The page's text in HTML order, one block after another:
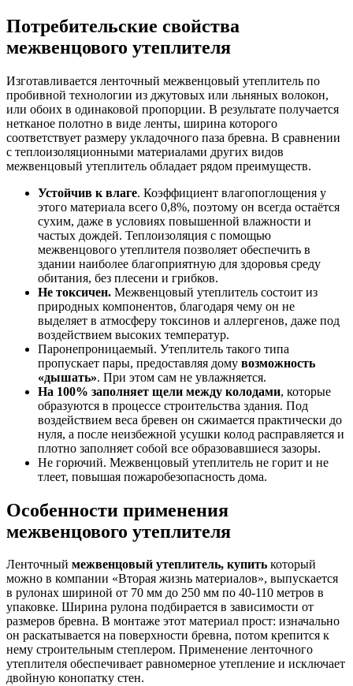
Потребительские свойства
межвенцового утеплителя
Изготавливается ленточный межвенцовый утеплитель по
пробивной технологии из джутовых или льняных волокон,
или обоих в одинаковой пропорции. В результате получается
нетканое полотно в виде ленты, ширина которого
соответствует размеру укладочного паза бревна. В сравнении
с теплоизоляционными материалами других видов
межвенцовый утеплитель обладает рядом преимуществ.
Устойчив к влаге. Коэффициент влагопоглощения у
этого материала всего 0,8%, поэтому он всегда остаётся
сухим, даже в условиях повышенной влажности и
частых дождей. Теплоизоляция с помощью
межвенцового утеплителя позволяет обеспечить в
здании наиболее благоприятную для здоровья среду
обитания, без плесени и грибков.
Не токсичен. Межвенцовый утеплитель состоит из
природных компонентов, благодаря чему он не
выделяет в атмосферу токсинов и аллергенов, даже под
воздействием высоких температур.
Паронепроницаемый. Утеплитель такого типа
пропускает пары, предоставляя дому возможность
«дышать». При этом сам не увлажняется.
На 100% заполняет щели между колодами, которые
образуются в процессе строительства здания. Под
воздействием веса бревен он сжимается практически до
нуля, а после неизбежной усушки колод расправляется и
плотно заполняет собой все образовавшиеся зазоры.
Не горючий. Межвенцовый утеплитель не горит и не
тлеет, повышая пожаробезопасность дома.
Особенности применения
межвенцового утеплителя
Ленточный межвенцовый утеплитель, купить который
можно в компании «Вторая жизнь материалов», выпускается
в рулонах шириной от 70 мм до 250 мм по 40-110 метров в
упаковке. Ширина рулона подбирается в зависимости от
размеров бревна. В монтаже этот материал прост: изначально
он раскатывается на поверхности бревна, потом крепится к
нему строительным степлером. Применение ленточного
утеплителя обеспечивает равномерное утепление и исключает
двойную конопатку стен.